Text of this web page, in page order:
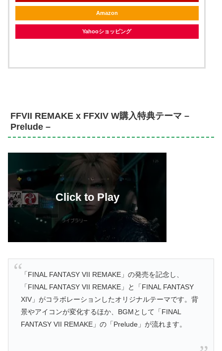
Amazon
Yahooショッピング
FFVII REMAKE x FFXIV W購入特典テーマ –
Prelude –
「FINAL FANTASY VII REMAKE」の発売を記念し、
「FINAL FANTASY VII REMAKE」と「FINAL FANTASY
XIV」がコラボレーションしたオリジナルテーマです。背
景やアイコンが変化するほか、BGMとして「FINAL
FANTASY VII REMAKE」の「Prelude」が流れます。